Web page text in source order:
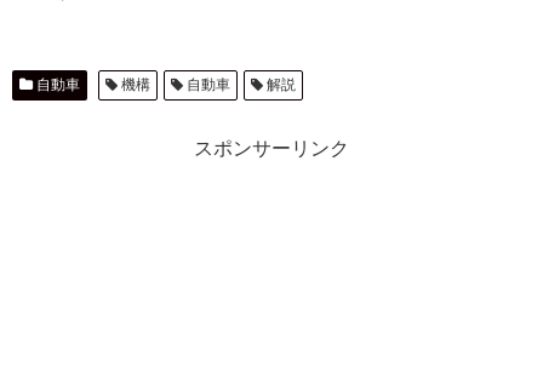
自動車 機構 自動車 解説
スポンサーリンク